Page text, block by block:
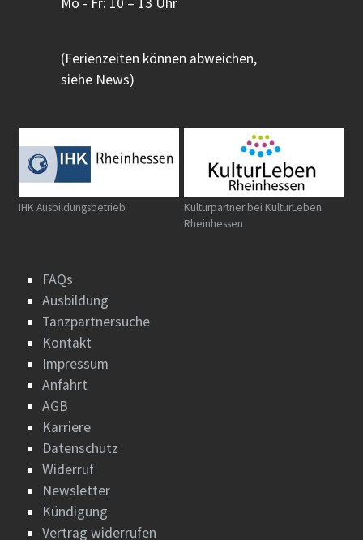
(Ferienzeiten können abweichen,
siehe News)
IHK Ausbildungsbetrieb
Kulturpartner bei KulturLeben
Rheinhessen
FAQs
Ausbildung
Tanzpartnersuche
Kontakt
Impressum
Anfahrt
AGB
Karriere
Datenschutz
Widerruf
Newsletter
Kündigung
Vertrag widerrufen